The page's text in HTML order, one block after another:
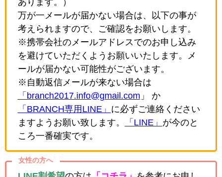
あります。）
万が一メールが届かない場合は、以下の事が
考えられますので、ご確認をお願いします。
※携帯会社のメールアドレスでのお申し込み
を避けていただくようお願いいたします。メ
ールが届かない可能性がございます。
※自動返信メールが来ない場合は
「branch2017.info@gmail.com 」 か
「BRANCH専用LINE」 に必ずご連絡ください
ますようお願い致します。
「LINE」 が今のと
ころ一番確実です。
女性の方へ